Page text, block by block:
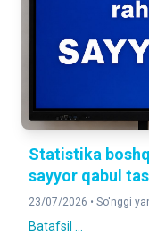
Statistika
sayyor qabul
23/07/2026 • So'nggi
Batafsil ...